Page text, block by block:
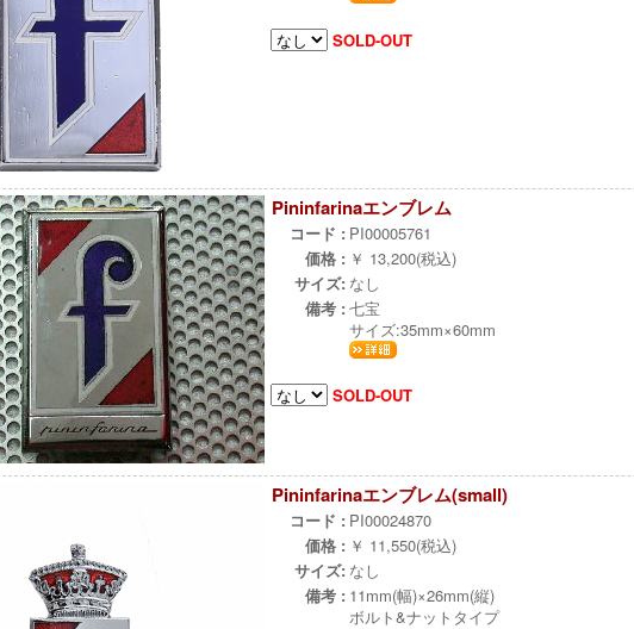
SOLD-OUT
Pininfarinaエンブレム
コード : PI00005761
価格 : ￥ 13,200(税込)
サイズ: なし
備考 : 七宝
サイズ:35mm×60mm
SOLD-OUT
Pininfarinaエンブレム(small)
コード : PI00024870
価格 : ￥ 11,550(税込)
サイズ: なし
備考 : 11mm(幅)×26mm(縦)
ボルト&ナットタイプ